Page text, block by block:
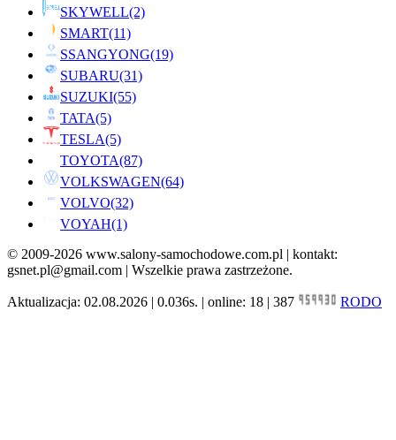
SKYWELL(2)
SMART(11)
SSANGYONG(19)
SUBARU(31)
SUZUKI(55)
TATA(5)
TESLA(5)
TOYOTA(87)
VOLKSWAGEN(64)
VOLVO(32)
VOYAH(1)
© 2009-2026 www.salony-samochodowe.com.pl | kontakt:
gsnet.pl@gmail.com | Wszelkie prawa zastrzeżone.
Aktualizacja: 02.08.2026 | 0.036s. | online: 18 | 387 RODO